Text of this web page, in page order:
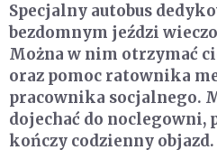
Specjalny autobus
bezdomnym jeździ
Można w nim otrzymać
oraz pomoc ratownika
pracownika socjalnego.
dojechać do noclegowni,
kończy codzienny objazd.